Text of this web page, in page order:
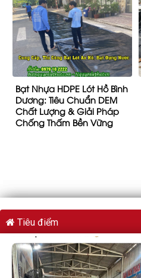
Bạt Nhựa HDPE Lót Hồ Bình
Dương: Tiêu Chuẩn DEM
Chất Lượng & Giải Pháp
Chống Thấm Bền Vững
Tiêu điểm